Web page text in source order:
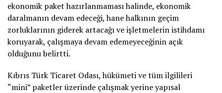
ekonomik paket hazırlanmaması halinde, ekonomik
daralmanın devam edeceği, hane halkının geçim
zorluklarının giderek artacağı ve işletmelerin istihdamı
koruyarak, çalışmaya devam edemeyeceğinin açık
olduğunu belirtti.
Kıbrıs Türk Ticaret Odası, hükümeti ve tüm ilgilileri
“mini” paketler üzerinde çalışmak yerine yapısal